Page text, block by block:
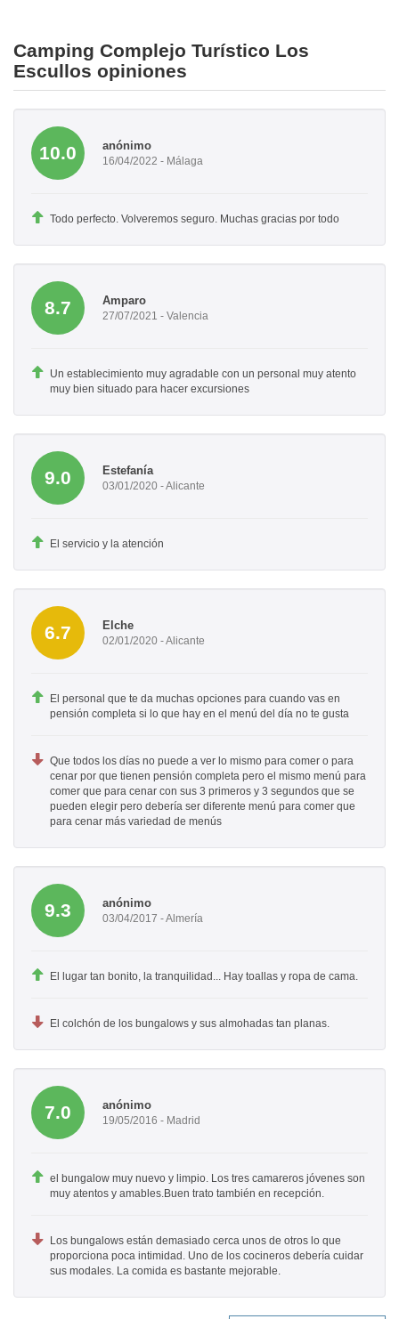
Camping Complejo Turístico Los
Escullos opiniones
10.0 anónimo
16/04/2022 - Málaga
Todo perfecto. Volveremos seguro. Muchas gracias por todo
8.7 Amparo
27/07/2021 - Valencia
Un establecimiento muy agradable con un personal muy atento
muy bien situado para hacer excursiones
9.0 Estefanía
03/01/2020 - Alicante
El servicio y la atención
6.7 Elche
02/01/2020 - Alicante
El personal que te da muchas opciones para cuando vas en
pensión completa si lo que hay en el menú del día no te gusta
Que todos los días no puede a ver lo mismo para comer o para
cenar por que tienen pensión completa pero el mismo menú para
comer que para cenar con sus 3 primeros y 3 segundos que se
pueden elegir pero debería ser diferente menú para comer que
para cenar más variedad de menús
9.3 anónimo
03/04/2017 - Almería
El lugar tan bonito, la tranquilidad... Hay toallas y ropa de cama.
El colchón de los bungalows y sus almohadas tan planas.
7.0 anónimo
19/05/2016 - Madrid
el bungalow muy nuevo y limpio. Los tres camareros jóvenes son
muy atentos y amables.Buen trato también en recepción.
Los bungalows están demasiado cerca unos de otros lo que
proporciona poca intimidad. Uno de los cocineros debería cuidar
sus modales. La comida es bastante mejorable.